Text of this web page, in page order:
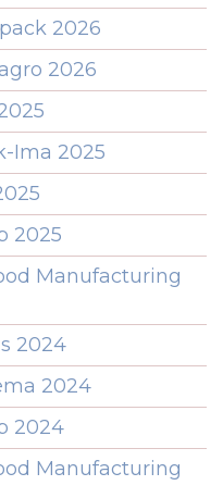
2026
2026
Ima 2025
2025
Manufacturing
2024
2024
2024
Manufacturing